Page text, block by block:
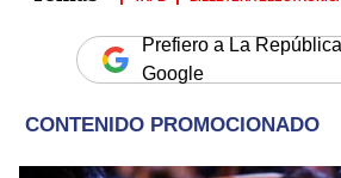
Prefiero a La
Google